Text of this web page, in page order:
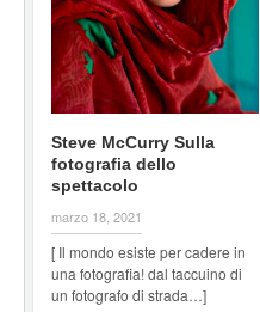
Steve McCurry Sulla
fotografia dello
spettacolo
marzo 18, 2021
[ Il mondo esiste per cadere in
una fotografia! dal taccuino di
un fotografo di strada…]